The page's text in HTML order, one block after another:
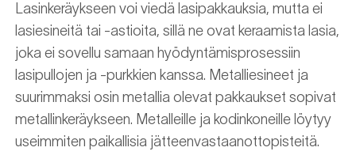
Lasinkeräykseen voi viedä lasipakkauksia, mutta ei
lasiesineitä tai -astioita, sillä ne ovat keraamista lasia,
joka ei sovellu samaan hyödyntämisprosessiin
lasipullojen ja -purkkien kanssa. Metalliesineet ja
suurimmaksi osin metallia olevat pakkaukset sopivat
metallinkeräykseen. Metalleille ja kodinkoneille löytyy
useimmiten paikallisia jätteenvastaanottopisteitä.